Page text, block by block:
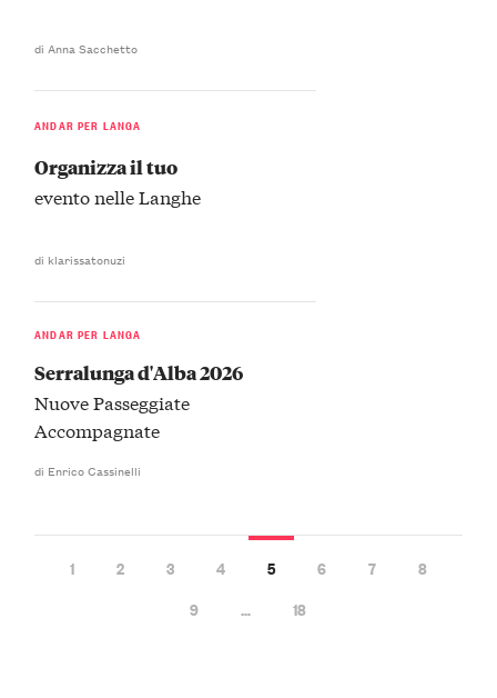
di Anna Sacchetto
ANDAR PER LANGA
Organizza il tuo
evento nelle Langhe
di klarissatonuzi
ANDAR PER LANGA
Serralunga d'Alba 2026
Nuove Passeggiate
Accompagnate
di Enrico Cassinelli
1 2 3 4 5 6 7
8
9
… 18